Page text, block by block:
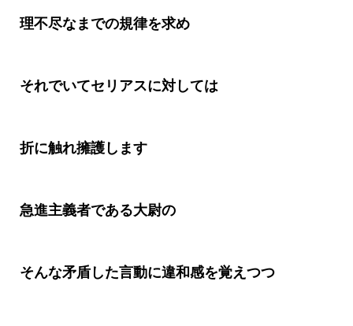
理不尽なまでの規律を求め
それでいてセリアスに対しては
折に触れ擁護します
急進主義者である大尉の
そんな矛盾した言動に違和感を覚えつつ